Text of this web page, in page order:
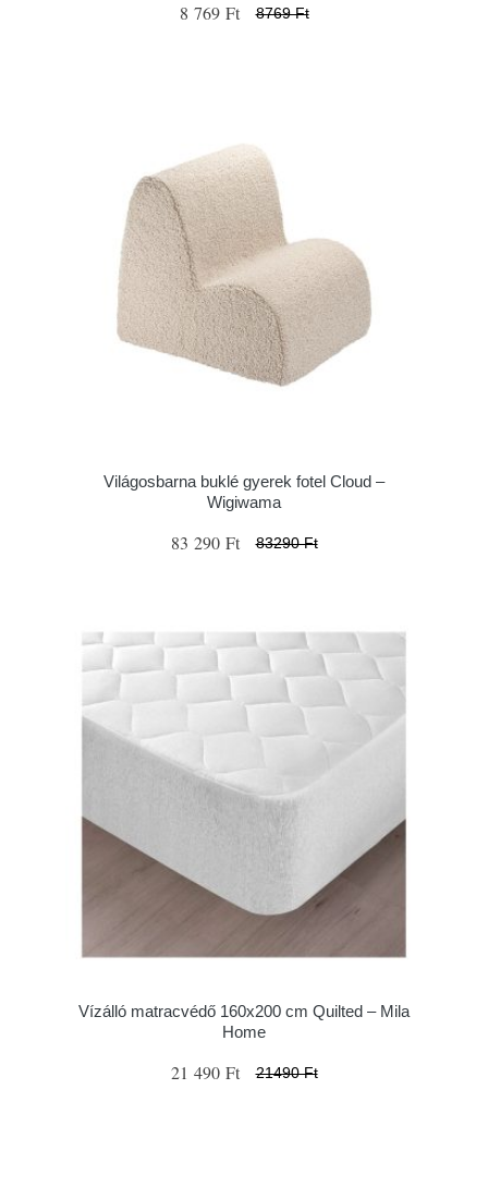
8 769 Ft 8769 Ft
Világosbarna buklé gyerek fotel Cloud –
Wigiwama
83 290 Ft 83290 Ft
Vízálló matracvédő 160x200 cm Quilted – Mila
Home
21 490 Ft 21490 Ft